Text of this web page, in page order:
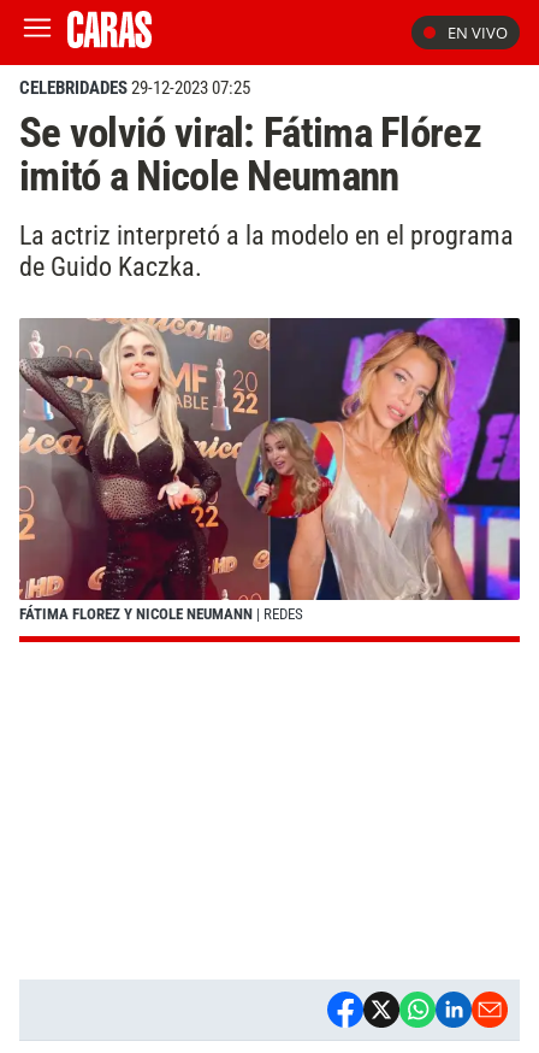
EN VIVO
CELEBRIDADES29-12-2023 07:25
Se volvió viral: Fátima Flórez
imitó a Nicole Neumann
La actriz interpretó a la modelo en el programa
de Guido Kaczka.
FÁTIMA FLOREZ Y NICOLE NEUMANN | REDES